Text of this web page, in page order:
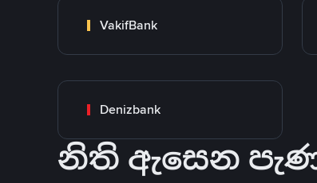
VakifBank
Denizbank
නිති ඇසෙන